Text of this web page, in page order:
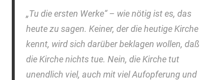
„Tu die ersten Werke“ – wie nötig ist es, das
heute zu sagen. Keiner, der die heutige Kirche
kennt, wird sich darüber beklagen wollen, daß
die Kirche nichts tue. Nein, die Kirche tut
unendlich viel, auch mit viel Aufopferung und